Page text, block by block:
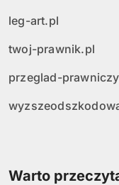
leg-art.pl
twoj-prawnik.pl
przeglad-
Warto